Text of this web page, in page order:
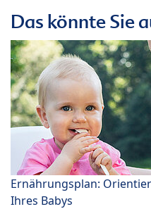
Das könnte Sie
Ernährungsplan:
Ihres Babys